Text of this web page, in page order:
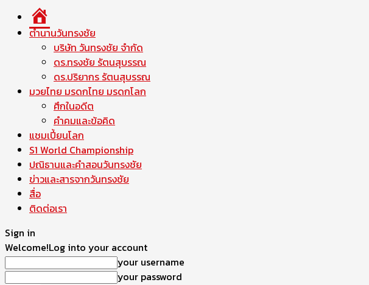
แรก
ตำนานวันทรงชัย
บริษัท วันทรงชัย จำกัด
ดร.ทรงชัย รัตนสุบรรณ
ดร.ปริยากร รัตนสุบรรณ
มวยไทย มรดกไทย มรดกโลก
ศึกในอดีต
คำคมและข้อคิด
แชมเปี้ยนโลก
S1 World Championship
ปณิธานและคำสอนวันทรงชัย
ข่าวและสารจากวันทรงชัย
สื่อ
ติดต่อเรา
Sign in
Welcome!Log into your account
your username
your password